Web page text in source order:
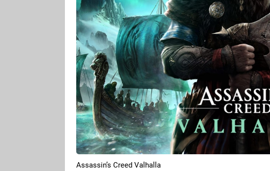
Assassin’s Creed Valhalla